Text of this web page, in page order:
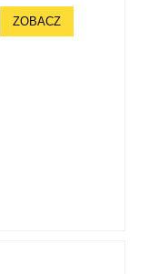
ZOBACZ